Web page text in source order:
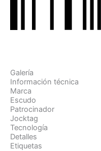
Galería
Información técnica
Marca
Escudo
Patrocinador
Jocktag
Tecnología
Detalles
Etiquetas